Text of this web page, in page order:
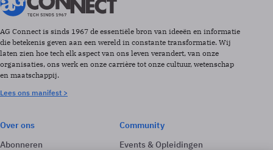
AG Connect is sinds 1967 de essentiële bron van ideeën en informatie
die betekenis geven aan een wereld in constante transformatie. Wij
laten zien hoe tech elk aspect van ons leven verandert, van onze
organisaties, ons werk en onze carrière tot onze cultuur, wetenschap
en maatschappij.
Lees ons manifest >
Over ons
Abonneren
Community
Events & Opleidingen